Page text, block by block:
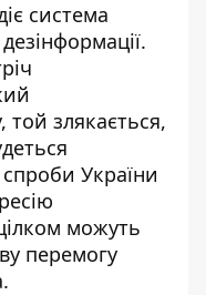
система
злякається,
спроби України
можуть
перемогу